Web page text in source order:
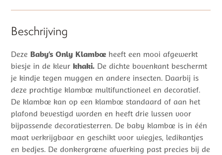
Beschrijving
Deze Baby’s Only Klamboe heeft een mooi afgewerkt
biesje in de kleur khaki. De dichte bovenkant beschermt
je kindje tegen muggen en andere insecten. Daarbij is
deze prachtige klamboe multifunctioneel en decoratief.
De klamboe kan op een klamboe standaard of aan het
plafond bevestigd worden en heeft drie lussen voor
bijpassende decoratiesterren. De baby klamboe is in één
maat verkrijgbaar en geschikt voor wiegjes, ledikantjes
en bedjes. De donkergroene afwerking past precies bij de